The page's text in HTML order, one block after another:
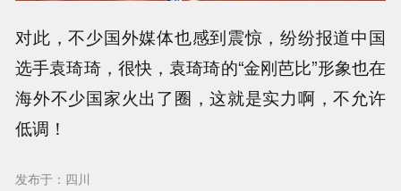
对此，不少国外媒体也感到震惊，纷纷报道中国
选手袁琦琦，很快，袁琦琦的“金刚芭比”形象也在
海外不少国家火出了圈，这就是实力啊，不允许
低调！
发布于：四川